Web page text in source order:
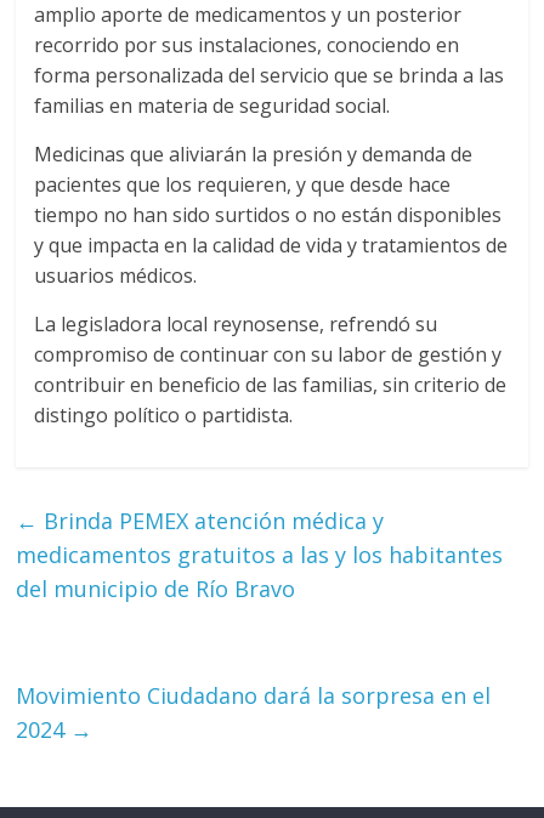
amplio aporte de medicamentos y un posterior
recorrido por sus instalaciones, conociendo en
forma personalizada del servicio que se brinda a las
familias en materia de seguridad social.
Medicinas que aliviarán la presión y demanda de
pacientes que los requieren, y que desde hace
tiempo no han sido surtidos o no están disponibles
y que impacta en la calidad de vida y tratamientos de
usuarios médicos.
La legisladora local reynosense, refrendó su
compromiso de continuar con su labor de gestión y
contribuir en beneficio de las familias, sin criterio de
distingo político o partidista.
← Brinda PEMEX atención médica y
medicamentos gratuitos a las y los habitantes
del municipio de Río Bravo
Movimiento Ciudadano dará la sorpresa en el
2024 →